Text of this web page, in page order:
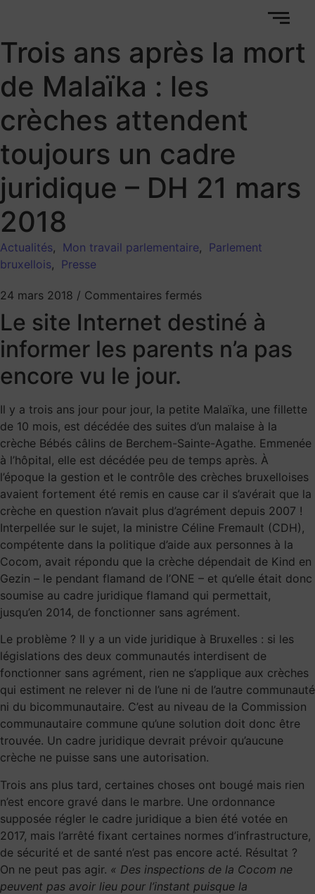
Trois ans après la mort
de Malaïka : les
crèches attendent
toujours un cadre
juridique – DH 21 mars
2018
Actualités, Mon travail parlementaire, Parlement
bruxellois, Presse
24 mars 2018 / Commentaires fermés
Le site Internet destiné à
informer les parents n’a pas
encore vu le jour.
Il y a trois ans jour pour jour, la petite Malaïka, une fillette
de 10 mois, est décédée des suites d’un malaise à la
crèche Bébés câlins de Berchem-Sainte-Agathe. Emmenée
à l’hôpital, elle est décédée peu de temps après. À
l’époque la gestion et le contrôle des crèches bruxelloises
avaient fortement été remis en cause car il s’avérait que la
crèche en question n’avait plus d’agrément depuis 2007 !
Interpellée sur le sujet, la ministre Céline Fremault (CDH),
compétente dans la politique d’aide aux personnes à la
Cocom, avait répondu que la crèche dépendait de Kind en
Gezin – le pendant flamand de l’ONE – et qu’elle était donc
soumise au cadre juridique flamand qui permettait,
jusqu’en 2014, de fonctionner sans agrément.
Le problème ? Il y a un vide juridique à Bruxelles : si les
législations des deux communautés interdisent de
fonctionner sans agrément, rien ne s’applique aux crèches
qui estiment ne relever ni de l’une ni de l’autre communauté
ni du bicommunautaire. C’est au niveau de la Commission
communautaire commune qu’une solution doit donc être
trouvée. Un cadre juridique devrait prévoir qu’aucune
crèche ne puisse sans une autorisation.
Trois ans plus tard, certaines choses ont bougé mais rien
n’est encore gravé dans le marbre. Une ordonnance
supposée régler le cadre juridique a bien été votée en
2017, mais l’arrêté fixant certaines normes d’infrastructure,
de sécurité et de santé n’est pas encore acté. Résultat ?
On ne peut pas agir. « Des inspections de la Cocom ne
peuvent pas avoir lieu pour l’instant puisque la